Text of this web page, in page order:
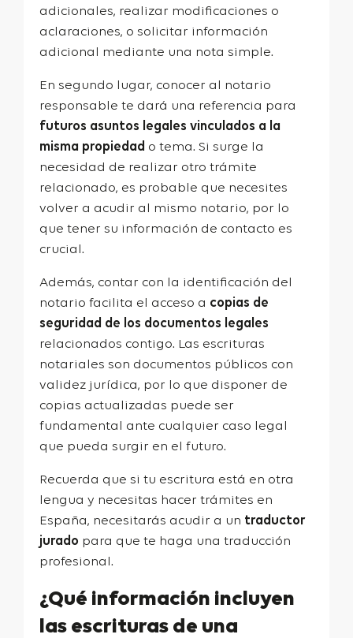
adicionales, realizar modificaciones o
aclaraciones, o solicitar información
adicional mediante una nota simple.
En segundo lugar, conocer al notario
responsable te dará una referencia para
futuros asuntos legales vinculados a la
misma propiedad o tema. Si surge la
necesidad de realizar otro trámite
relacionado, es probable que necesites
volver a acudir al mismo notario, por lo
que tener su información de contacto es
crucial.
Además, contar con la identificación del
notario facilita el acceso a copias de
seguridad de los documentos legales
relacionados contigo. Las escrituras
notariales son documentos públicos con
validez jurídica, por lo que disponer de
copias actualizadas puede ser
fundamental ante cualquier caso legal
que pueda surgir en el futuro.
Recuerda que si tu escritura está en otra
lengua y necesitas hacer trámites en
España, necesitarás acudir a un traductor
jurado para que te haga una traducción
profesional.
¿Qué información incluyen
las escrituras de una